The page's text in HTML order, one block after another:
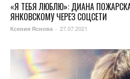
«Я ТЕБЯ ЛЮБЛЮ»: ДИАНА
ЯНКОВСКОМУ ЧЕРЕЗ СОЦСЕТИ
Ксения Яснова - 27.07.2021